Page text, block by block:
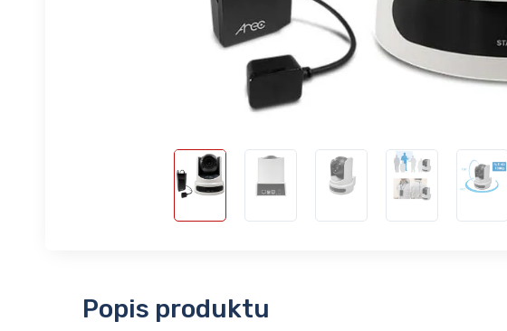
Popis produktu